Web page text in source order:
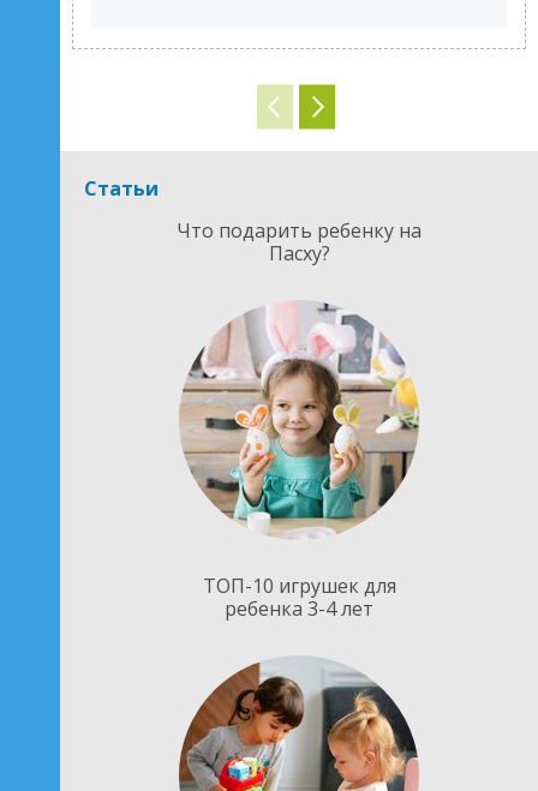
Статьи
Что подарить ребенку на
Пасху?
ТОП-10 игрушек для
ребенка 3-4 лет